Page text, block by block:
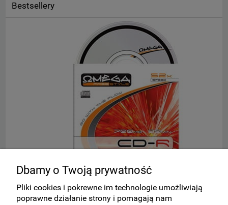
Bestsellery
(!) Płyta CD-R w kopercie OMEGA
Dbamy o Twoją prywatność
Pliki cookies i pokrewne im technologie umożliwiają
poprawne działanie strony i pomagają nam